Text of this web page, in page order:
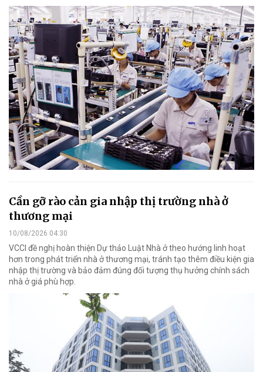
Cần gỡ rào cản gia nhập thị trường nhà ở
thương mại
10/08/2026 04:30
VCCI đề nghị hoàn thiện Dự thảo Luật Nhà ở theo hướng linh hoạt
hơn trong phát triển nhà ở thương mại, tránh tạo thêm điều kiện gia
nhập thị trường và bảo đảm đúng đối tượng thụ hưởng chính sách
nhà ở giá phù hợp.